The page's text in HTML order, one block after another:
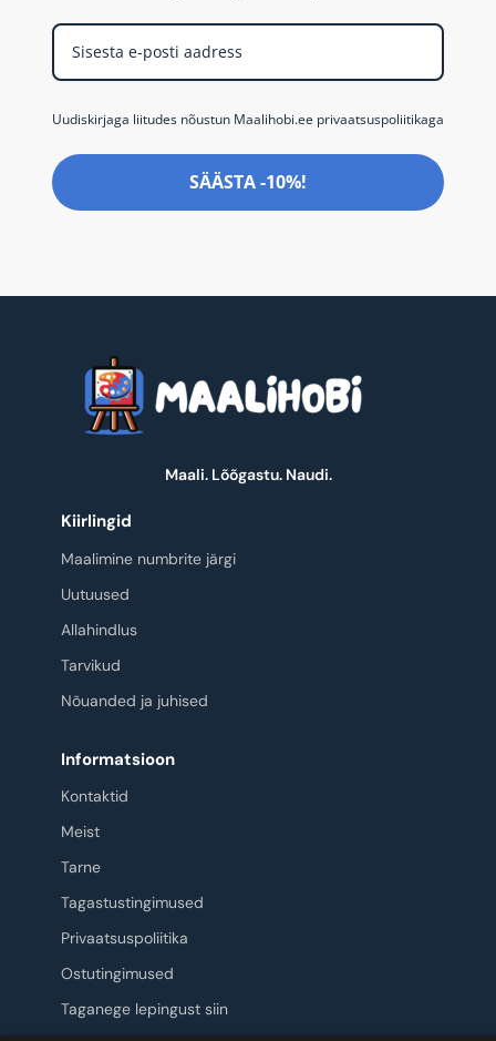
Uudiskirjaga liitudes nõustun Maalihobi.ee privaatsuspoliitikaga
SÄÄSTA -10%!
Maali. Lõõgastu. Naudi.
Kiirlingid
Maalimine numbrite järgi
Uutuused
Allahindlus
Tarvikud
Nõuanded ja juhised
Informatsioon
Kontaktid
Meist
Tarne
Tagastustingimused
Privaatsuspoliitika
Ostutingimused
Taganege lepingust siin